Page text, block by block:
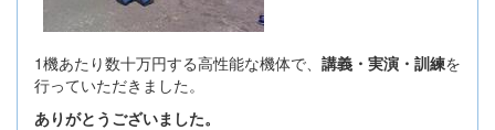
1機あたり数十万円する高性能な機体で、 講義・実演・訓練を
行っていただきました。
ありがとうございました。